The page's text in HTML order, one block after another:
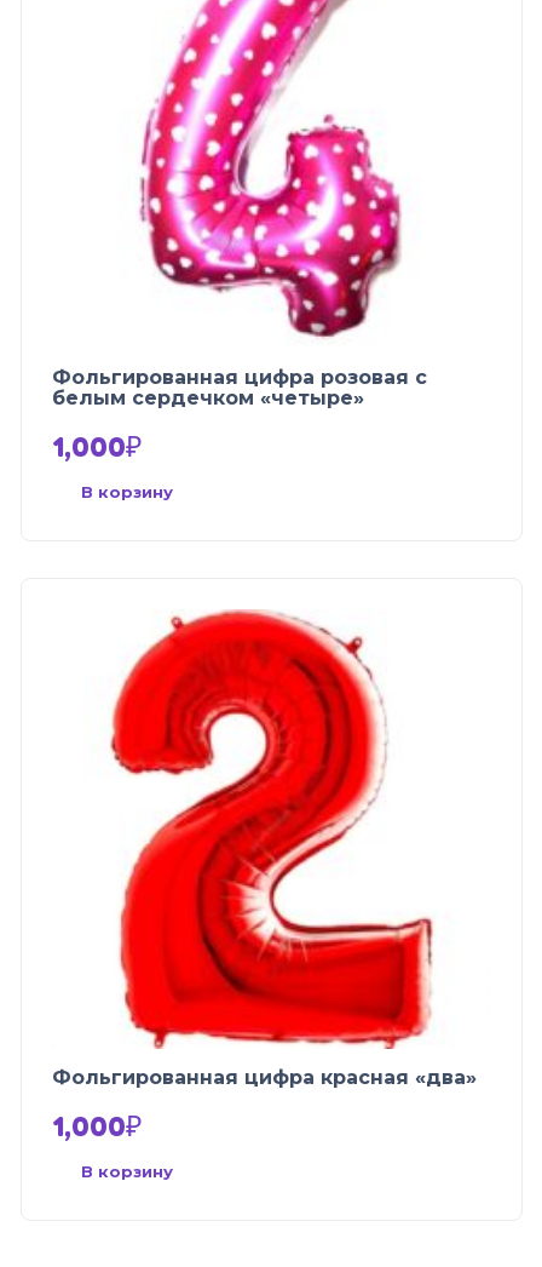
Фольгированная цифра розовая с
белым сердечком «четыре»
1,000₽
В корзину
Фольгированная цифра красная «два»
1,000₽
В корзину